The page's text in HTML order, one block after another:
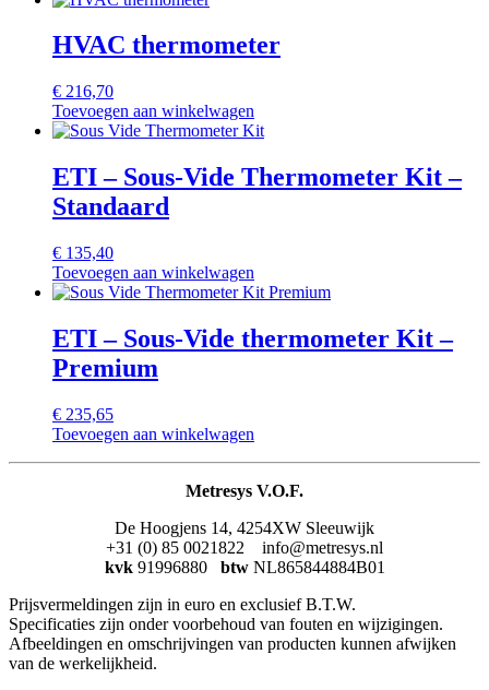
HVAC thermometer
€ 216,70
Toevoegen aan winkelwagen
ETI – Sous-Vide Thermometer Kit –
Standaard
€ 135,40
Toevoegen aan winkelwagen
ETI – Sous-Vide thermometer Kit –
Premium
€ 235,65
Toevoegen aan winkelwagen
Metresys V.O.F.
De Hoogjens 14, 4254XW Sleeuwijk
+31 (0) 85 0021822 info@metresys.nl
kvk 91996880 btw NL865844884B01
Prijsvermeldingen zijn in euro en exclusief B.T.W.
Specificaties zijn onder voorbehoud van fouten en wijzigingen.
Afbeeldingen en omschrijvingen van producten kunnen afwijken
van de werkelijkheid.